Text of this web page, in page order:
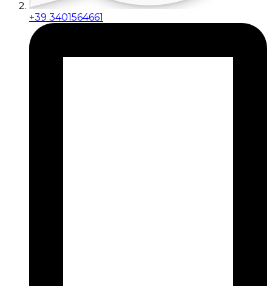
+39 3401564661